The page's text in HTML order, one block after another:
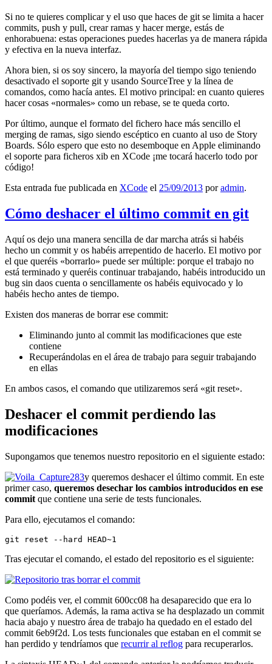
Si no te quieres complicar y el uso que haces de git se limita a hacer
commits, push y pull, crear ramas y hacer merge, estás de
enhorabuena: estas operaciones puedes hacerlas ya de manera rápida
y efectiva en la nueva interfaz.
Ahora bien, si os soy sincero, la mayoría del tiempo sigo teniendo
desactivado el soporte git y usando SourceTree y la línea de
comandos, como hacía antes. El motivo principal: en cuanto quieres
hacer cosas «normales» como un rebase, se te queda corto.
Por último, aunque el formato del fichero hace más sencillo el
merging de ramas, sigo siendo escéptico en cuanto al uso de Story
Boards. Sólo espero que esto no desemboque en Apple eliminando
el soporte para ficheros xib en XCode ¡me tocará hacerlo todo por
código!
Esta entrada fue publicada en XCode el 25/09/2013 poradmin.
Cómo deshacer el último commit en git
Aquí os dejo una manera sencilla de dar marcha atrás si habéis
hecho un commit y os habéis arrepentido de hacerlo. El motivo por
el que queréis «borrarlo» puede ser múltiple: porque el trabajo no
está terminado y queréis continuar trabajando, habéis introducido un
bug sin daos cuenta o sencillamente os habéis equivocado y lo
habéis hecho antes de tiempo.
Existen dos maneras de borrar ese commit:
Eliminando junto al commit las modificaciones que este
contiene
Recuperándolas en el área de trabajo para seguir trabajando
en ellas
En ambos casos, el comando que utilizaremos será «git reset».
Deshacer el commit perdiendo las
modificaciones
Supongamos que tenemos nuestro repositorio en el siguiente estado:
y queremos deshacer el último commit. En este
primer caso, queremos desechar los cambios introducidos en ese
commit que contiene una serie de tests funcionales.
Para ello, ejecutamos el comando:
git reset --hard HEAD~1
Tras ejecutar el comando, el estado del repositorio es el siguiente:
Como podéis ver, el commit 600cc08 ha desaparecido que era lo
que queríamos. Además, la rama activa se ha desplazado un commit
hacia abajo y nuestro área de trabajo ha quedado en el estado del
commit 6eb9f2d. Los tests funcionales que estaban en el commit se
han perdido y tendríamos que recurrir al reflog para recuperarlos.